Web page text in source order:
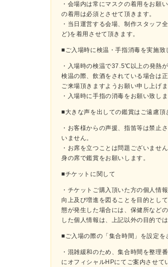
・会場内は常にマスクの着用をお願
の着用は必須とさせて頂きます。
・当日運営する会場、制作スタッフ
ど)を着用させて頂きます。
■ご入場時に検温・手指消毒を実施致
・入場時の検温で37.5℃以上の発熱
検温の際、飲酒をされている場合は
ご来場頂きますようお願い申し上げま
・入場時に手指の消毒をお願い致しま
■大きな声を出しての鑑賞はご遠慮頂
・お客様からの声援、指笛等は禁止
いません。
・お席を立つことは問題ございませ
身の席で鑑賞をお願いします。
■チケットに関して
・チケットご購入頂いた方の個人情
向上及び増進を図ることを目的とし
態が発生した場合には、保健所など
した個人情報は、上記以外の目的で
■ご入場の際の「集合時間」を設定を
・混雑緩和のため、集合時間を整理
にオフィシャルHPにてご案内させて